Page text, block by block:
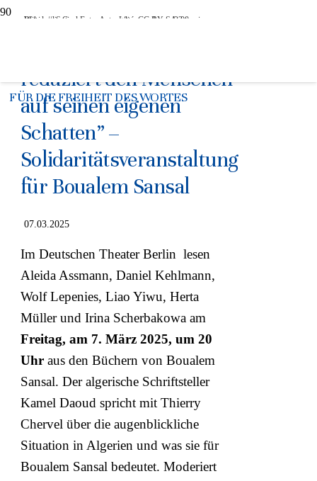
FÜR DIE FREIHEIT DES WORTES
Boualem Sansal Foto: ActuaLitté, CC BY-SA 2.0 <https://creativecommons.org/licenses/by-sa/2.0>, via Wikimedia Commons
reduziert den Menschen
auf seinen eigenen
Schatten” –
Solidaritätsveranstaltung
für Boualem Sansal
07.03.2025
Im Deutschen Theater Berlin lesen
Aleida Assmann, Daniel Kehlmann,
Wolf Lepenies, Liao Yiwu, Herta
Müller und Irina Scherbakowa am
Freitag, am 7. März 2025, um 20
Uhraus den Büchern von Boualem
Sansal. Der algerische Schriftsteller
Kamel Daoud spricht mit Thierry
Chervel über die augenblickliche
Situation in Algerien und was sie für
Boualem Sansal bedeutet. Moderiert